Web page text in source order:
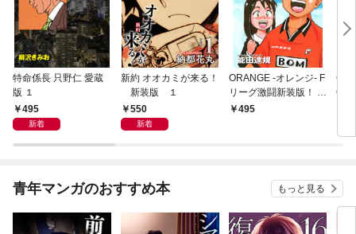
特命係長 只野仁 愛蔵
版 １
495
新着
新約 オオカミが来る！
新装版 １
550
新着
ORANGE -オレンジ- F
リーグ激闘新装版！ 第
１巻495
青年マンガのおすすめ本 もっと見る